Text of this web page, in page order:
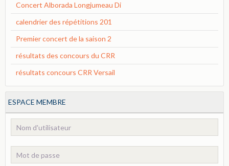
Concert Alborada Longjumeau Di
calendrier des répétitions 201
Premier concert de la saison 2
résultats des concours du CRR
résultats concours CRR Versail
ESPACE MEMBRE